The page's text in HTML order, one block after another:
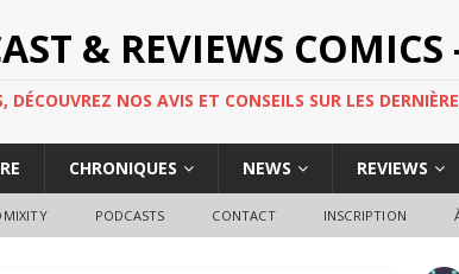
& REVIEWS
NOS AVIS ET CONSEILS SUR LES
CHRONIQUES NEWS REVIEWS
PODCASTS CONTACT INSCRIPTION